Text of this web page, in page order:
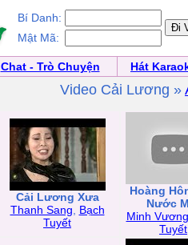
Bí Danh:
Mật Mã:
Chat - Trò Chuyện
Hát
Video Cải Lương »
Cải Lương Xưa
Thanh Sang
Bạch
Tuyết
Hoàng
Nước
Minh Vương
Tuyết